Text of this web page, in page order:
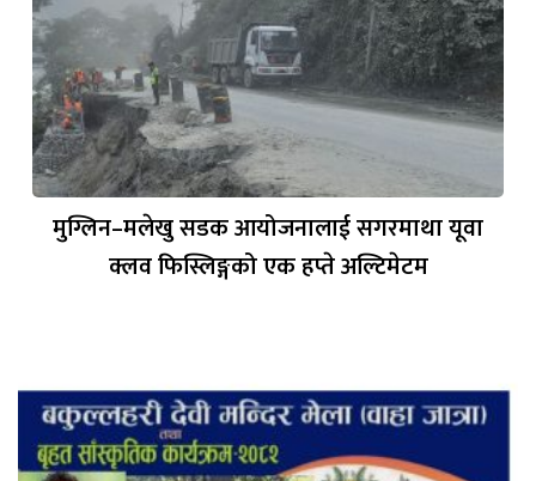
मुग्लिन–मलेखु सडक आयोजनालाई सगरमाथा यूवा
क्लव फिस्लिङ्गको एक हप्ते अल्टिमेटम